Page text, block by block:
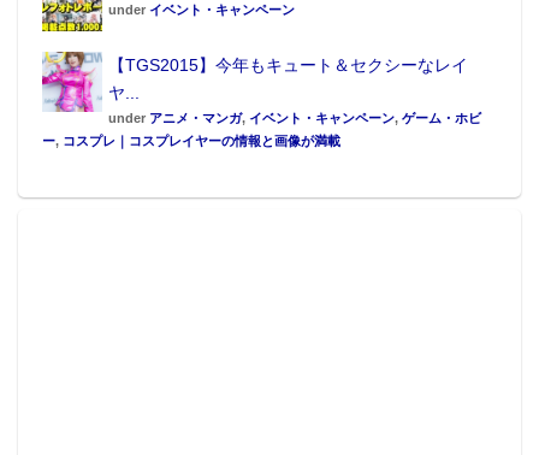
under イベント・キャンペーン
【TGS2015】今年もキュート＆セクシーなレイ
ヤ...
under アニメ・マンガ, イベント・キャンペーン, ゲーム・ホビ
ー, コスプレ｜コスプレイヤーの情報と画像が満載